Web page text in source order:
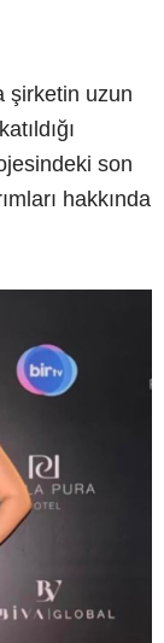
şirketin uzun
son
hakkında